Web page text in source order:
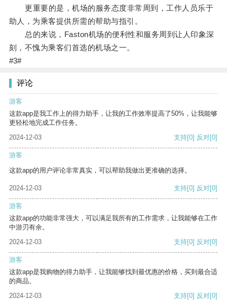
更重要的是，机场的服务态度非常周到，工作人员乐于
助人，为乘客提供所需的帮助与指引。
总的来说，Faston机场的便利性和服务周到让人印象深
刻，不愧为乘客们首选的机场之一。
#3#
评论
游客
这款app是我工作上的得力助手，让我的工作效率提高了50%，让我能够
更轻松地完成工作任务。
2024-12-03
支持[0] 反对[0]
游客
这款app的用户评论非常真实，可以帮助我做出更准确的选择。
2024-12-03 支持[0] 反对[0]
游客
这款app的功能非常强大，可以满足我所有的工作需求，让我能够在工作
中游刃有余。
2024-12-03
支持[0] 反对[0]
游客
这款app是我购物的得力助手，让我能够找到最优惠的价格，买到最合适
的商品。
2024-12-03
支持[0] 反对[0]